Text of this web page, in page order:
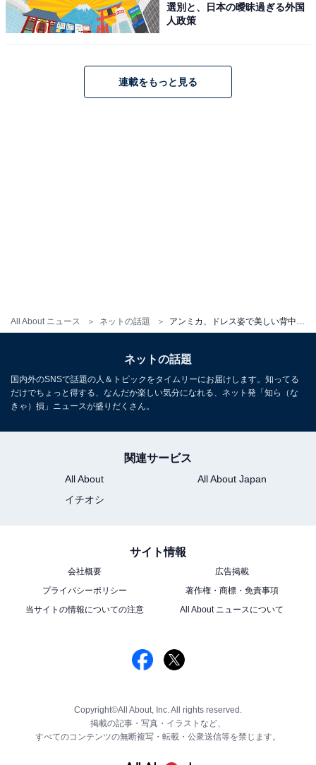
All About ニュース ネットの話題
選別と、日本の曖昧過ぎる外国
人政策
連載をもっと見る
ネットの話題
国内外のSNSで話題の人＆トピックをタイムリーにお届けします。知ってる
だけでちょっと得する、なんだか楽しい気分になれる、ネット発「知ら（な
きゃ）損」ニュースが盛りだくさん。
関連サービス
All About
All About Japan
イチオシ
サイト情報
会社概要
広告掲載
プライバシーポリシー
著作権・商標・免責事項
当サイトの情報についての注意
All About ニュースについて
Copyright©All About, Inc. All rights reserved.
掲載の記事・写真・イラストなど、
すべてのコンテンツの無断複写・転載・公衆送信等を禁じます。